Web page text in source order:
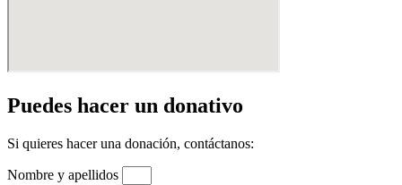
Puedes hacer un donativo
Si quieres hacer una donación, contáctanos:
Nombre y apellidos